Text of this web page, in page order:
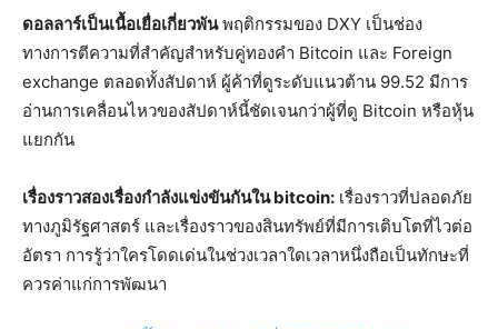
ดอลลาร์เป็นเนื้อเยื่อเกี่ยวพันพฤติกรรมของ DXY เป็นช่อง
ทางการตีความที่สำคัญสำหรับคู่ทองคำ Bitcoin และ Foreign
exchange ตลอดทั้งสัปดาห์ ผู้ค้าที่ดูระดับแนวต้าน 99.52 มีการ
อ่านการเคลื่อนไหวของสัปดาห์นี้ชัดเจนกว่าผู้ที่ดู Bitcoin หรือหุ้น
แยกกัน
เรื่องราวสองเรื่องกำลังแข่งขันกันใน bitcoin: เรื่องราวที่ปลอดภัย
ทางภูมิรัฐศาสตร์ และเรื่องราวของสินทรัพย์ที่มีการเติบโตที่ไวต่อ
อัตรา การรู้ว่าใครโดดเด่นในช่วงเวลาใดเวลาหนึ่งถือเป็นทักษะที่
ควรค่าแก่การพัฒนา